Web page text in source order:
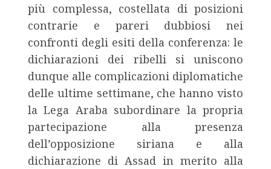
più complessa, costellata di posizioni
contrarie e pareri dubbiosi nei
confronti degli esiti della conferenza: le
dichiarazioni dei ribelli si uniscono
dunque alle complicazioni diplomatiche
delle ultime settimane, che hanno visto
la Lega Araba subordinare la propria
partecipazione alla presenza
dell’opposizione siriana e alla
dichiarazione di Assad in merito alla